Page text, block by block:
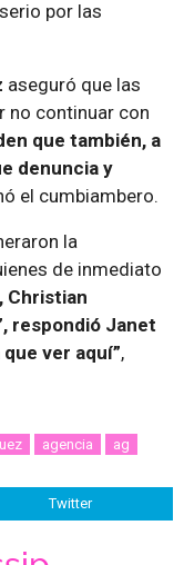
por las
aseguró que las
no continuar con
que también, a
denuncia y
el cumbiambero.
la
de inmediato
Christian
respondió Janet
ver aquí”,
agencia ag
Twitter